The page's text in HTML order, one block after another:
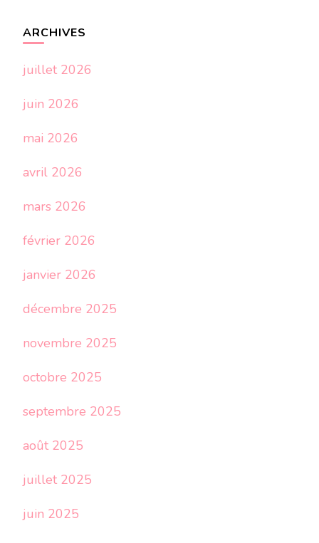
ARCHIVES
juillet 2026
juin 2026
mai 2026
avril 2026
mars 2026
février 2026
janvier 2026
décembre 2025
novembre 2025
octobre 2025
septembre 2025
août 2025
juillet 2025
juin 2025